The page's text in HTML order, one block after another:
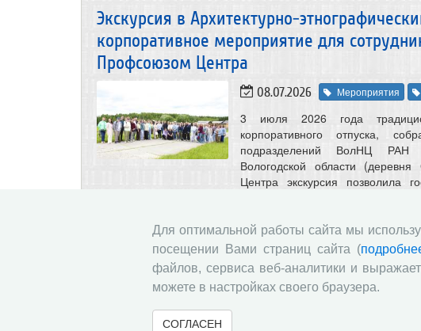
Экскурсия в Архитектурно-
корпоративное мероприятие для
Профсоюзом Центра
08.07.2026 Мероприятия
3 июля 2026 года
корпоративного отпуска,
подразделений ВолНЦ РАН в
Вологодской области
Центра экскурсия позволила
сотрудники музея.
Опубликован новый выпуск журнала
2, 2026 г.)
Для оптимальной работы сайта мы
посещении Вами страниц сайта (
файлов, сервиса веб-аналитики и
можете в настройках своего браузера.
СОГЛАСЕН